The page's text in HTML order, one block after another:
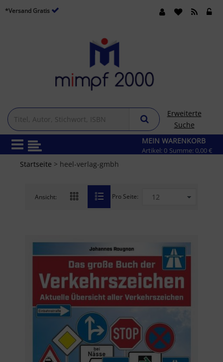
*Versand Gratis
Erweiterte
Suche
MEIN WARENKORB
Artikel: 0 Summe: 0,00 €
Startseite > heel-verlag-gmbh
Ansicht: Pro Seite: